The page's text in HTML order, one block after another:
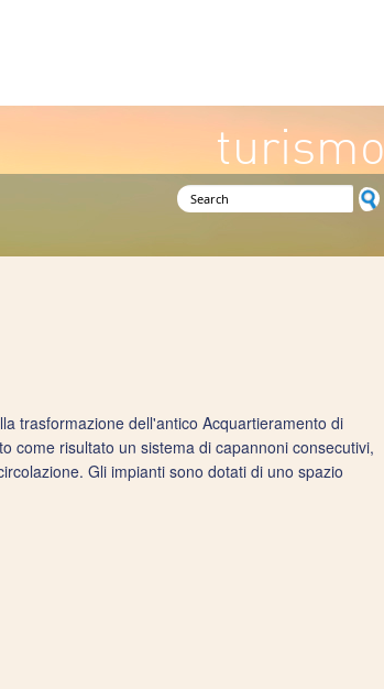
turismo
Search form
trasformazione dell'antico Acquartieramento di
come risultato un sistema di capannoni consecutivi,
Gli impianti sono dotati di uno spazio